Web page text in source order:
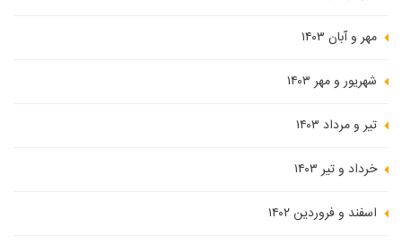
مهر و آبان ۱۴۰۳
شهریور و مهر ۱۴۰۳
تیر و مرداد ۱۴۰۳
خرداد و تیر ۱۴۰۳
اسفند و فروردین ۱۴۰۲